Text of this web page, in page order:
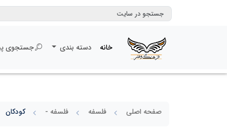
خانه دسته بندی جستجوی
صفحه اصلی فلسفه فلسفه - کودکان